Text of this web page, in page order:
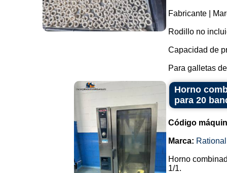
Fabricante |
Rodillo no
Capacidad de
Para galletas
Horno
para 20
Código
Marca: Rational
Horno
1/1.